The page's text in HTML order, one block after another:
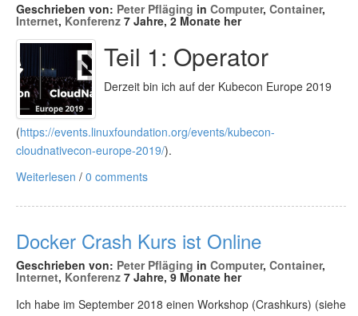
Geschrieben von: Peter Pfläging in Computer, Container,
Internet, Konferenz 7 Jahre, 2 Monate her
Teil 1: Operator
Derzeit bin ich auf der Kubecon Europe 2019
(https://events.linuxfoundation.org/events/kubecon-
cloudnativecon-europe-2019/).
Weiterlesen / 0 comments
Docker Crash Kurs ist Online
Geschrieben von: Peter Pfläging in Computer, Container,
Internet, Konferenz 7 Jahre, 9 Monate her
Ich habe im September 2018 einen Workshop (Crashkurs) (siehe